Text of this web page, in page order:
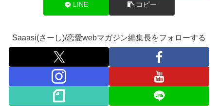
LINE コピー
Saaasi(さーし)/恋愛webマガジン編集長をフォローする